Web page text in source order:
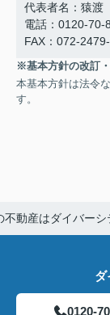
代表者名：猿渡
電話：0120-70-
FAX：072-
※基本方針の改訂
本基本方針は法令
す。
不動産はダイバー
ダ
0120-